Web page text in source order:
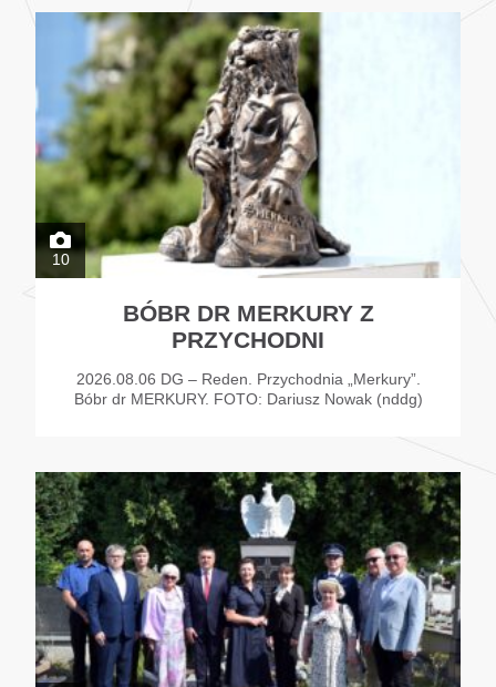
10
BÓBR DR MERKURY Z
PRZYCHODNI
2026.08.06 DG – Reden. Przychodnia „Merkury”.
Bóbr dr MERKURY. FOTO: Dariusz Nowak (nddg)